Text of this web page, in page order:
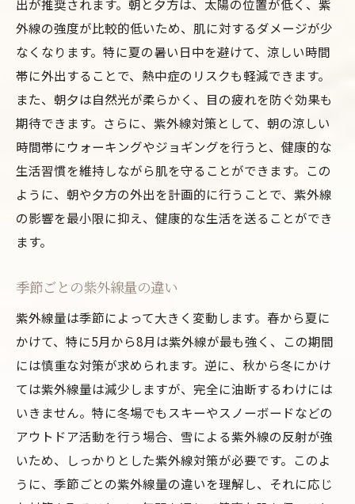
出が推奨されます。朝と夕方は、太陽の位置が低く、紫
外線の強度が比較的低いため、肌に対するダメージが少
なくなります。特に夏の暑い日中を避けて、涼しい時間
帯に外出することで、熱中症のリスクも軽減できます。
また、朝夕は自然光が柔らかく、目の疲れを防ぐ効果も
期待できます。さらに、紫外線対策として、朝の涼しい
時間帯にウォーキングやジョギングを行うと、健康的な
生活習慣を維持しながら肌を守ることができます。この
ように、朝や夕方の外出を計画的に行うことで、紫外線
の影響を最小限に抑え、健康的な生活を送ることができ
ます。
季節ごとの紫外線量の違い
紫外線量は季節によって大きく変動します。春から夏に
かけて、特に5月から8月は紫外線が最も強く、この期間
には慎重な対策が求められます。逆に、秋から冬にかけ
ては紫外線量は減少しますが、完全に油断するわけには
いきません。特に冬場でもスキーやスノーボードなどの
アウトドア活動を行う場合、雪による紫外線の反射が強
いため、しっかりとした紫外線対策が必要です。このよ
うに、季節ごとの紫外線量の違いを理解し、それに応じ